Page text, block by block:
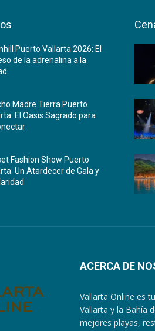
Puerto Vallarta 2026: El
de la adrenalina a la
Madre Tierra Puerto
El Oasis Sagrado para
Fashion Show Puerto
Un Atardecer de Gala y
ACERCA DE
Vallarta Online es
Vallarta y la Bahía
mejores playas,